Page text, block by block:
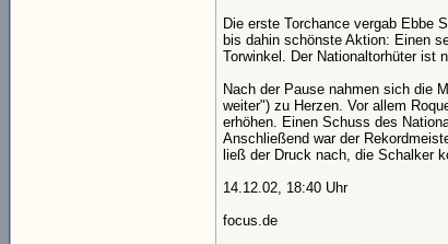
Die erste Torchance vergab Ebbe
bis dahin schönste Aktion: Einen
Torwinkel. Der Nationaltorhüter ist
Nach der Pause nahmen sich die
weiter") zu Herzen. Vor allem
erhöhen. Einen Schuss des
Anschließend war der
ließ der Druck nach, die Schalker
14.12.02, 18:40 Uhr
focus.de